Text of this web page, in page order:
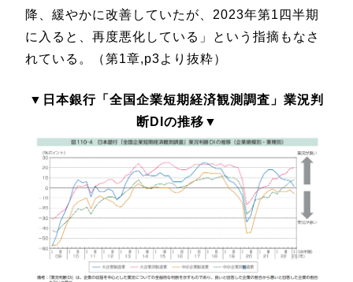
降、緩やかに改善していたが、2023年第1四半期
に入ると、再度悪化している」という指摘もなさ
れている。（第1章,p3より抜粋）
▼日本銀行「全国企業短期経済観測調査」業況判
断DIの推移▼